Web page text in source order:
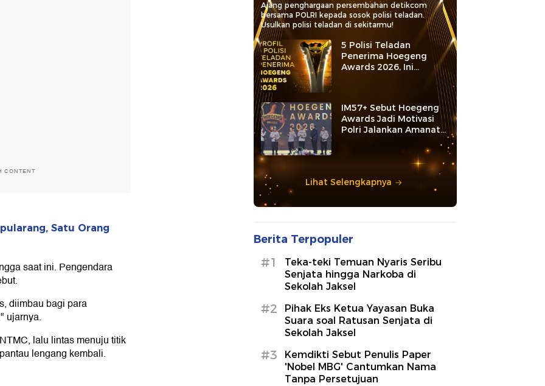
CONTENT
Satu Orang
saat ini. Pengendara
diimbau bagi para
ujarnya.
lalu lintas menuju titik
lengang kembali.
Ajang penghargaan persembahan detikcom
bersama POLRI kepada sosok polisi teladan.
Usulkan polisi teladan di sekitarmu!
5 Polisi Teladan
Penerima Hoegeng
Awards 2026, Ini
Kategori dan Kiprahnya
IM57+ Sebut Hoegeng
Awards Jadi Motivasi
Polri Jalankan Amanat
Lihat Selengkapnya
Berita Terpopuler
#1
Teka-teki Temuan Nyaris Seribu
Senjata hingga Narkoba di
Sekolah Jaksel
#2
Pihak Eks Ketua Yayasan Buka
Suara soal Ratusan Senjata di
Sekolah Jaksel
#3
Kemdikti Sebut Penulis Paper
'Nobel MBG' Cantumkan Nama
Tanpa Persetujuan